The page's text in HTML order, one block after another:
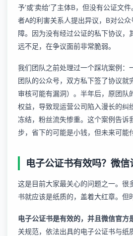
予’或‘卖给’了主体B，但没有公证文
者A的利害关系人提出异议，B对公
障。因为没有经过公证的私下协议，
远不足，在争议面前非常脆弱。
我们团队之前处理过一个踩坑案例：
团队的公众号，双方私下签了协议就
审核可能有漏洞）。半年后，原团队
权益，导致现运营公司陷入漫长的纠
冻结，粉丝流失惨重。这个案例告诉
步，省下的可能是小钱，但未来可能
电子公证书有效吗？微信
这是目前大家最关心的问题之一。很
书就应该是纸质的，盖着大红章。但
电子公证书是有效的，并且微信官方
关规范，依法出具的电子公证书与纸